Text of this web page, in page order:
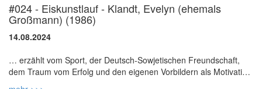
#024 - Eiskunstlauf - Klandt, Evelyn (ehemals
Großmann) (1986)
14.08.2024
… erzählt vom Sport, der Deutsch-Sowjetischen Freundschaft,
dem Traum vom Erfolg und den eigenen Vorbildern als Motivation